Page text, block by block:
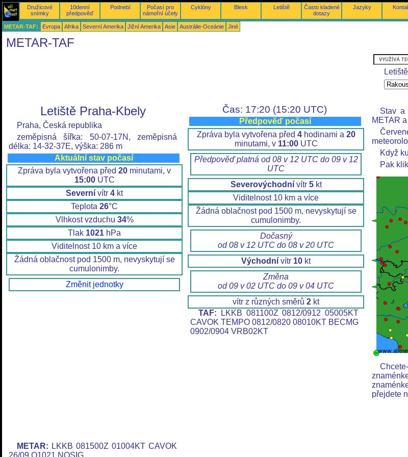
Družicové
snímky
10denní
předpověď
Podnebí
Počasí pro
námořní účely
Cyklóny Blesk Letiště
Často kladené
dotazy
Jazyky
METAR-TAF: Evropa Afrika Severní Amerika Jižní Amerika Asie Austrálie-Oceánie Jiné
METAR-TAF
Letiště Praha-Kbely
Praha, Česká republika
zeměpisná šířka: 50-07-17N, zeměpisná
délka: 14-32-37E, výška: 286 m
Aktuální stav počasí
Zpráva byla vytvořena před 20 minutami, v
15:00UTC
Severní vítr 4 kt
Teplota 26°C
Vlhkost vzduchu 34%
Tlak 1021 hPa
Viditelnost 10 km a více
Žádná oblačnost pod 1500 m, nevyskytují se
cumulonimby.
Změnit jednotky
METAR: LKKB 081500Z 01004KT CAVOK
Čas: 17:20 (15:20 UTC)
Předpověď počasí
Zpráva byla vytvořena před 4hodinami a 20
minutami, v 11:00UTC
Předpověď platná od 08 v 12 UTC do 09 v 12
UTC
Severovýchodnívítr 5kt
Viditelnost 10 km a více
Žádná oblačnost pod 1500 m, nevyskytují se
cumulonimby.
Dočasný
od 08 v 12 UTC do 08 v 20 UTC
Východní vítr 10 kt
Změna
od 09 v 02 UTC do 09 v 04 UTC
vítr z různých směrů 2 kt
TAF: LKKB 081100Z 0812/0912 05005KT
CAVOK TEMPO 0812/0820 08010KT BECMG
0902/0904 VRB02KT
Stav a
METAR
Když
Pak
přejdete